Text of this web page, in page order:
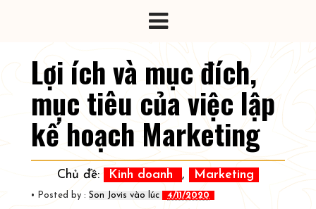
Lợi ích và mục đích,
mục tiêu của việc lập
kế hoạch Marketing
Chủ đề: Kinh doanh , Marketing
• Posted by :Son Jovisvào lúc 4/11/2020